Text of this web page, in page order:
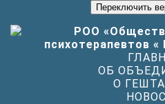
Переключить
ОБ
О